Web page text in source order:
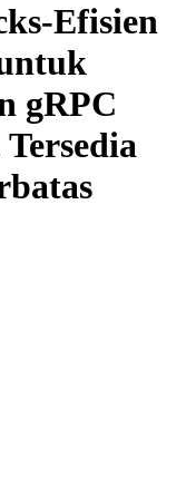
Efisien
gRPC